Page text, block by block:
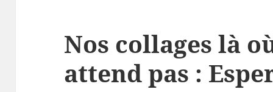
Nos collages là
attend pas :